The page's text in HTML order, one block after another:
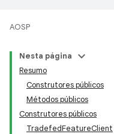
AOSP
Nesta página
Resumo
Construtores públicos
Métodos públicos
Construtores públicos
TradefedFeatureClient